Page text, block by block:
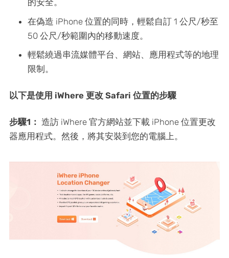
的安全。
在偽造 iPhone 位置的同時，輕鬆自訂 1 公尺/秒至
50 公尺/秒範圍內的移動速度。
輕鬆繞過串流媒體平台、網站、應用程式等的地理
限制。
以下是使用 iWhere 更改 Safari 位置的步驟
步驟1： 造訪 iWhere 官方網站並下載 iPhone 位置更改
器應用程式。然後，將其安裝到您的電腦上。